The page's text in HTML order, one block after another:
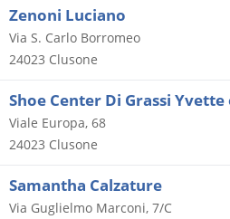
Zenoni Luciano
Via S. Carlo Borromeo
24023 Clusone
Viale Europa, 68
24023 Clusone
Samantha Calzature
Via Guglielmo Marconi, 7/C